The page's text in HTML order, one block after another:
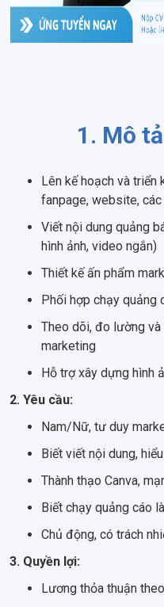
1. Mô
Lên kế hoạch và triển
fanpage, website,
Viết nội dung quảng
hình ảnh, video ngắn)
Thiết kế ấn phẩm
Phối hợp chạy quảng
Theo dõi, đo lường
marketing
Hỗ trợ xây dựng hình
2. Yêu cầu:
Nam/Nữ, tư duy
Biết viết nội dung,
Thành thạo Canva,
Biết chạy quảng cáo
Chủ động, có trách
3. Quyền lợi:
Lương thỏa thuận